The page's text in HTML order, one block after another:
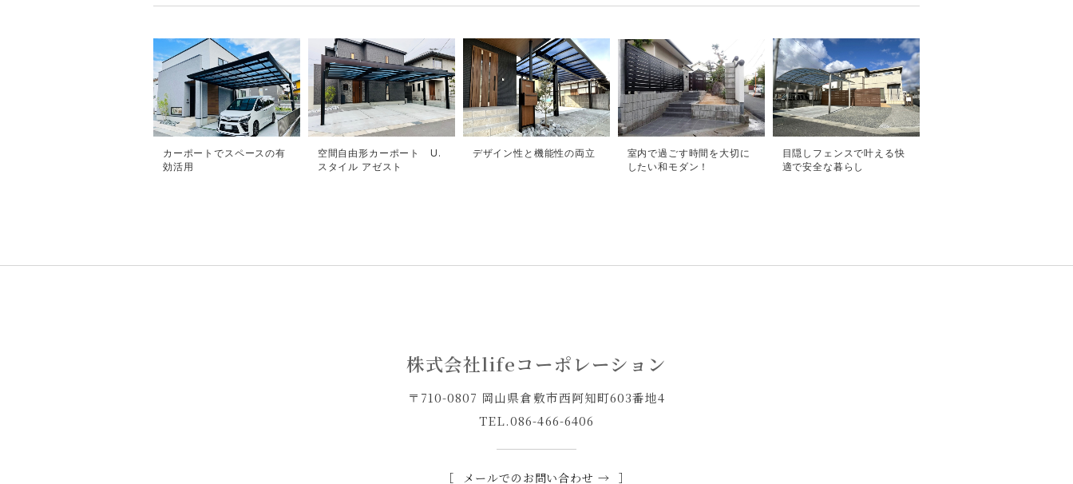
カーポートでスペースの有
効活用
空間自由形カーポート U.
スタイル アゼスト
デザイン性と機能性の両立
室内で過ごす時間を大切に
したい和モダン！
目隠しフェンスで叶える快
適で安全な暮らし
株式会社lifeコーポレーション
〒710-0807 岡山県倉敷市西阿知町603番地4
TEL.086-466-6406
メールでのお問い合わせ →